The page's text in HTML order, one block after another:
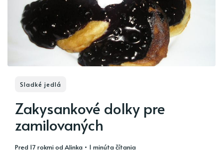
Sladké jedlá
Zakysankové dolky pre
zamilovaných
pred 17 rokmiodAlinka • 1 minúta čítania